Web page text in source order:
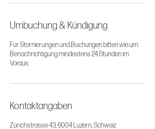
Umbuchung & Kündigung
Für Stornierungen und Buchungen bitten wie um
Benachrichtigung mindestens 24 Stunden im
Voraus.
Kontaktangaben
Zürichstrasse 43, 6004 Luzern, Schweiz